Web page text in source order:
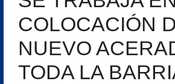
COLOCACIÓN
NUEVO
TODA LA